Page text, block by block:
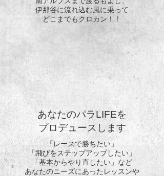
伊那谷に流れ込む風に乗って
どこまでもクロカン！！
あなたのパラLIFEを
プロデュースします
「レースで勝ちたい」
「飛びをステップアップしたい」
「基本からやり直したい」など
あなたのニーズにあったレッスンや